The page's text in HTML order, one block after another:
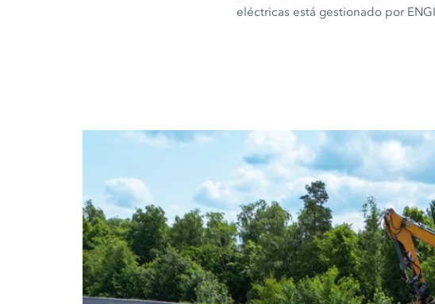
eléctricas está gestionado por